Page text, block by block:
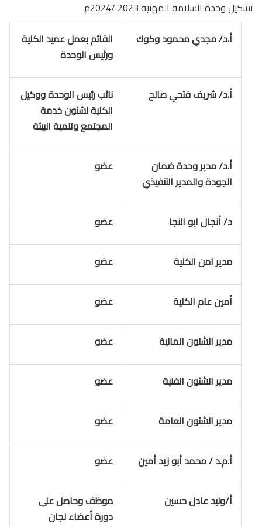
تشكيل وحدة السلامة المهنية 2023 /2024م
أ.د/ مجدي محمود وكوك
القائم بعمل عميد الكلية
ورئيس الوحدة
أ.د/ شريف فتحي صالح
نائب رئيس الوحدة ووكيل
الكلية لشئون خدمة
المجتمع وتنمية البيئة
أ.د/ مدير وحدة ضمان
الجودة والمدير التنفيذي
عضو
د/ أنجال ابو النجا عضو
مدير امن الكلية عضو
أمين عام الكلية عضو
مدير الشنون المالية عضو
مدير الشئون الفنية عضو
مدير الشئون العامة عضو
أ.م.د / محمد أبو زيد أمين عضو
أ/وليد عادل حسين
موظف وحاصل على
دورة أعضاء لجان